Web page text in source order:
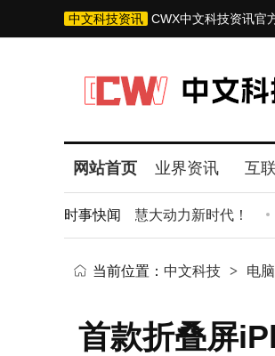
中文科技资讯 CWX中文科技资讯官
网站首页 业界资讯 互
时事快闻
阙！立马驶向智慧大动力新时代！
当前位置： 中文科技 > 电
首款折叠屏